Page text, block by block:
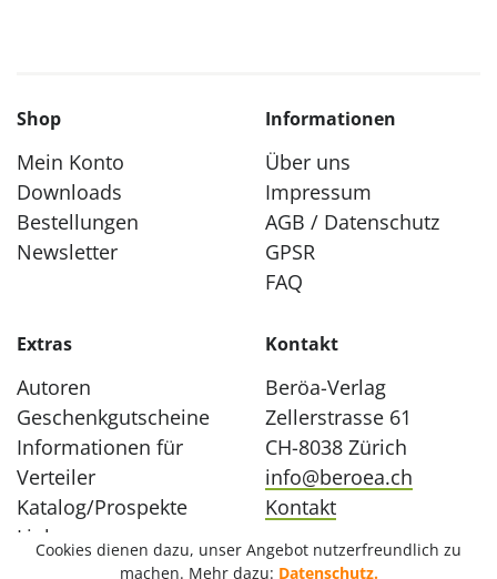
Cookies dienen dazu, unser Angebot nutzerfreundlich zu
machen. Mehr dazu: Datenschutz.
Shop
Mein Konto
Downloads
Bestellungen
Newsletter
Informationen
Über uns
Impressum
AGB / Datenschutz
GPSR
FAQ
Extras
Autoren
Geschenkgutscheine
Informationen für
Verteiler
Katalog/Prospekte
Links
Kontakt
Beröa-Verlag
Zellerstrasse 61
CH-8038 Zürich
info@beroea.ch
Kontakt